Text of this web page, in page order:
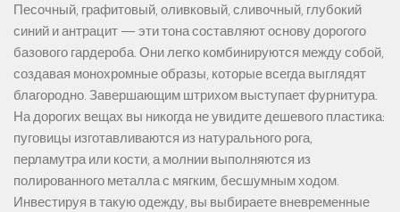
Песочный, графитовый, оливковый, сливочный, глубокий
синий и антрацит — эти тона составляют основу дорогого
базового гардероба. Они легко комбинируются между собой,
создавая монохромные образы, которые всегда выглядят
благородно. Завершающим штрихом выступает фурнитура.
На дорогих вещах вы никогда не увидите дешевого пластика:
пуговицы изготавливаются из натурального рога,
перламутра или кости, а молнии выполняются из
полированного металла с мягким, бесшумным ходом.
Инвестируя в такую одежду, вы выбираете вневременные